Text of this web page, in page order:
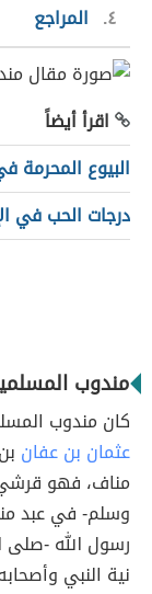
٤
المراجع
اقرأ أيضاً
البيوع المحرمة
درجات الحب في
مندوب
كان مندوب
عثمان بن عفان
مناف، فهو
وسلم- في عبد
رسول الله -صلى
نية النبي